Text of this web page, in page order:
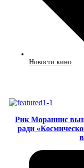
Новости кино
Рик Мораннис
ради